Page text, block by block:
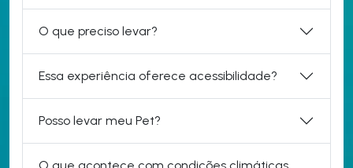
O que preciso levar?
Essa experiência oferece acessibilidade?
Posso levar meu Pet?